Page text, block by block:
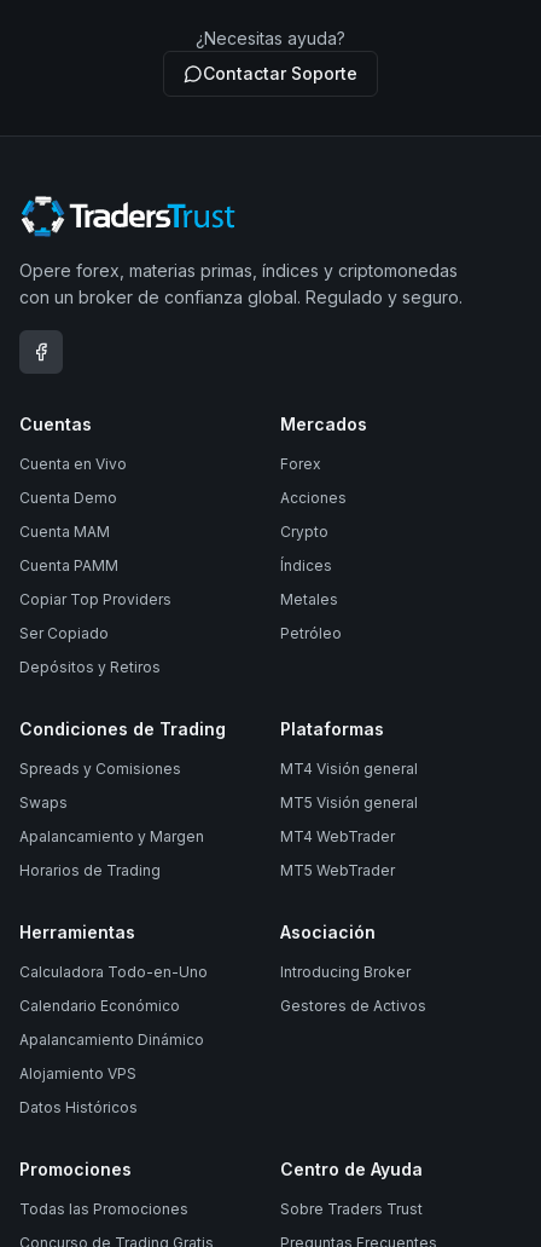
¿Necesitas ayuda?
Contactar Soporte
Opere forex, materias primas, índices y criptomonedas
con un broker de confianza global. Regulado y seguro.
Cuentas
Cuenta en Vivo
Cuenta Demo
Cuenta MAM
Cuenta PAMM
Copiar Top Providers
Ser Copiado
Depósitos y Retiros
Mercados
Forex
Acciones
Crypto
Índices
Metales
Petróleo
Condiciones de Trading
Spreads y Comisiones
Swaps
Apalancamiento y Margen
Horarios de Trading
Plataformas
MT4 Visión general
MT5 Visión general
MT4 WebTrader
MT5 WebTrader
Herramientas
Calculadora Todo-en-Uno
Calendario Económico
Apalancamiento Dinámico
Alojamiento VPS
Datos Históricos
Asociación
Introducing Broker
Gestores de Activos
Promociones
Todas las Promociones
Concurso de Trading Gratis
Centro de Ayuda
Sobre Traders Trust
Preguntas Frecuentes